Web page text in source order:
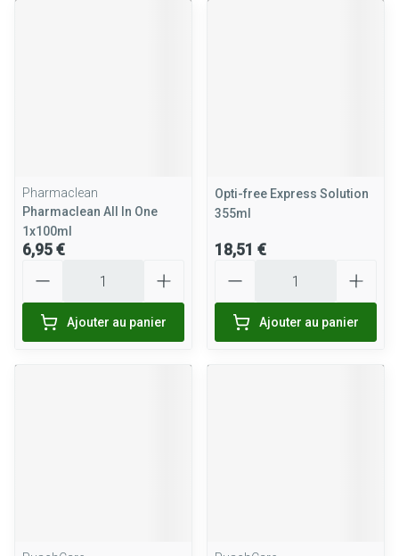
Pharmaclean
Pharmaclean All In One
1x100ml
6,95 €
Ajouter au panier
Opti-free Express Solution
355ml
18,51 €
Ajouter au panier